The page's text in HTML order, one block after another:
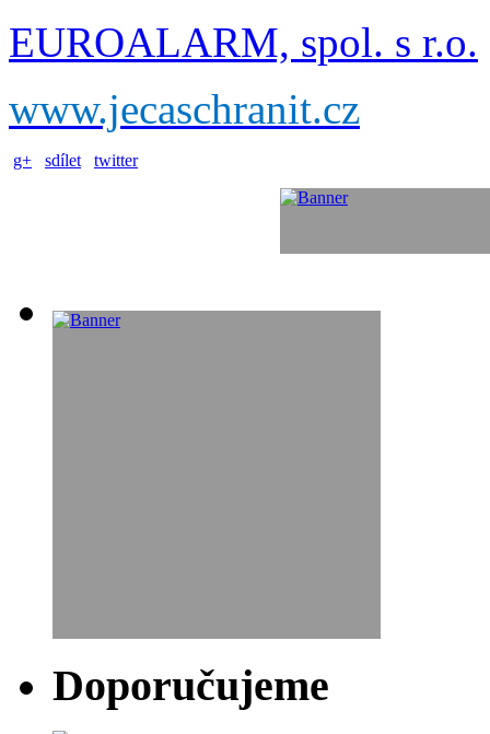
EUROALARM, spol. s r.o.
www.jecaschranit.cz
g+ sdílet twitter
Doporučujeme